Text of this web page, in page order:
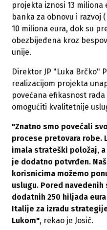
projekta iznosi 13 miliona
banka za obnovu i razvoj
10 miliona eura, dok su
obezbijeđena kroz
unije.
Direktor JP "Luka Brčko"
realizacijom projekta
povećana efikasnost
omogućiti kvalitetnije
"Znatno smo povećali
procese pretovara robe.
imala strateški položaj,
je dodatno potvrđen.
korisnicima možemo
uslugu. Pored
dodatnih 250 hiljada
Italije za izradu
Lukom", rekao je Josić.